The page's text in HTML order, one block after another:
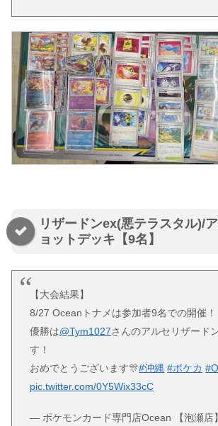
リザードンex(悪テラスタル)/
ョットデッキ【9名】
【大会結果】
8/27 Oceanトナメは参加者9名での開催！
優勝は@Tym1027さんのアルセリザード
す！
おめでとうございます🎊#沖縄 #ポケカ
pic.twitter.com/0Y5Wix33cC
— ポケモンカード専門店Ocean 【泡瀬店】